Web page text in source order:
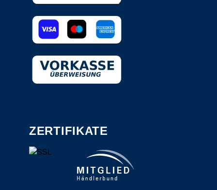
ZERTIFIKATE